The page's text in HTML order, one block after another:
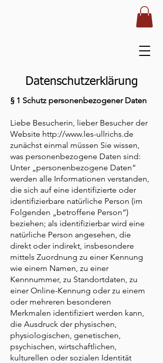
Datenschutzerklärung
§ 1 Schutz personenbezogener Daten
Liebe Besucherin, lieber Besucher der
Website http://www.les-ullrichs.de
zunächst einmal müssen Sie wissen,
was personenbezogene Daten sind:
Unter „personenbezogene Daten“
werden alle Informationen verstanden,
die sich auf eine identifizierte oder
identifizierbare natürliche Person (im
Folgenden „betroffene Person“)
beziehen; als identifizierbar wird eine
natürliche Person angesehen, die
direkt oder indirekt, insbesondere
mittels Zuordnung zu einer Kennung
wie einem Namen, zu einer
Kennnummer, zu Standortdaten, zu
einer Online-Kennung oder zu einem
oder mehreren besonderen
Merkmalen identifiziert werden kann,
die Ausdruck der physischen,
physiologischen, genetischen,
psychischen, wirtschaftlichen,
kulturellen oder sozialen Identität